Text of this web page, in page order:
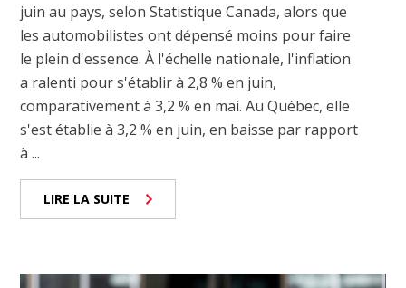
juin au pays, selon Statistique Canada, alors que
les automobilistes ont dépensé moins pour faire
le plein d'essence. À l'échelle nationale, l'inflation
a ralenti pour s'établir à 2,8 % en juin,
comparativement à 3,2 % en mai. Au Québec, elle
s'est établie à 3,2 % en juin, en baisse par rapport
à ...
LIRE LA SUITE